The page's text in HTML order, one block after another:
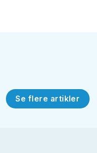
Se flere artikler